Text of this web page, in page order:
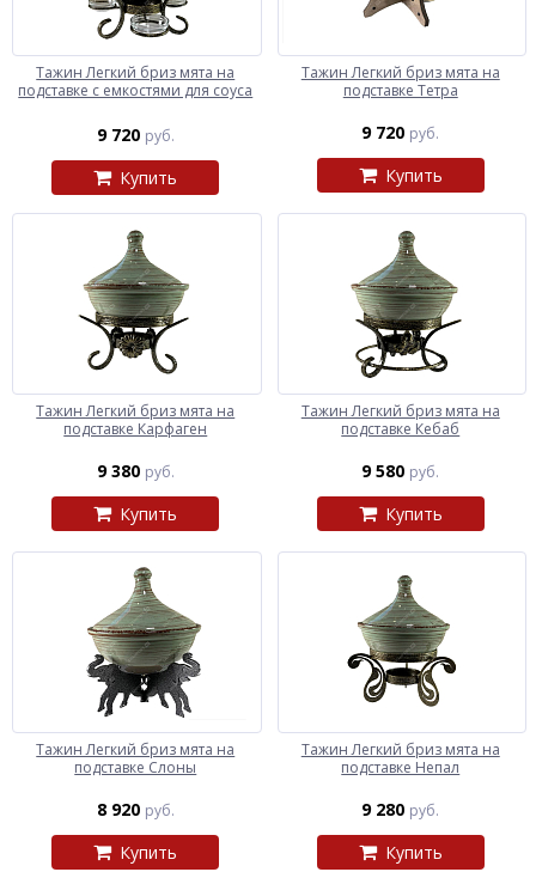
Тажин Легкий бриз мята на
подставке с емкостями для соуса
9 720 руб.
Купить
Тажин Легкий бриз мята на
подставке Тетра
9 720 руб.
Купить
Тажин Легкий бриз мята на
подставке Карфаген
9 380 руб.
Купить
Тажин Легкий бриз мята на
подставке Кебаб
9 580 руб.
Купить
Тажин Легкий бриз мята на
подставке Слоны
8 920 руб.
Купить
Тажин Легкий бриз мята на
подставке Непал
9 280 руб.
Купить